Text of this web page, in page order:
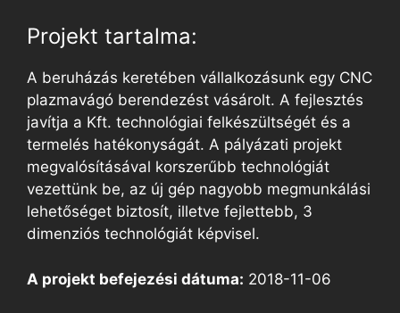
Projekt tartalma:
A beruházás keretében vállalkozásunk egy CNC
plazmavágó berendezést vásárolt. A fejlesztés
javítja a Kft. technológiai felkészültségét és a
termelés hatékonyságát. A pályázati projekt
megvalósításával korszerűbb technológiát
vezettünk be, az új gép nagyobb megmunkálási
lehetőséget biztosít, illetve fejlettebb, 3
dimenziós technológiát képvisel.
A projekt befejezési dátuma: 2018-11-06